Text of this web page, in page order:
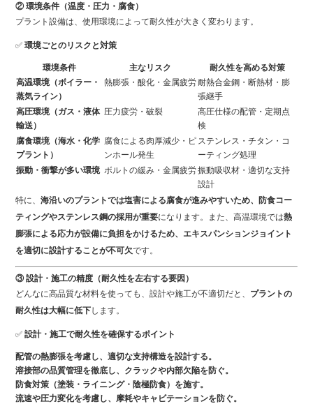
② 環境条件（温度・圧力・腐食）
プラント設備は、使用環境によって耐久性が大きく変わります。
✅環境ごとのリスクと対策
環境条件 主なリスク
耐久性を高める対策
高温環境（ボイラー・
蒸気ライン）
熱膨張・酸化・金属疲労耐熱合金鋼・断熱材・膨
張継手
高圧環境（ガス・液体
輸送）
圧力疲労・破裂
高圧仕様の配管・定期点
検
腐食環境（海水・化学
プラント）
腐食による肉厚減少・ピ
ンホール発生
ステンレス・チタン・コ
ーティング処理
振動・衝撃が多い環境 ボルトの緩み・金属疲労振動吸収材・適切な支持
設計
特に、海沿いのプラントでは塩害による腐食が進みやすいため、防食コー
ティングやステンレス鋼の採用が重要になります。また、高温環境では熱
膨張による応力が設備に負担をかけるため、エキスパンションジョイント
を適切に設計することが不可欠です。
③ 設計・施工の精度（耐久性を左右する要因）
どんなに高品質な材料を使っても、設計や施工が不適切だと、 プラントの
耐久性は大幅に低下します。
✅設計・施工で耐久性を確保するポイント
配管の熱膨張を考慮し、適切な支持構造を設計する。
溶接部の品質管理を徹底し、クラックや内部欠陥を防ぐ。
防食対策（塗装・ライニング・陰極防食）を施す。
流速や圧力変化を考慮し、摩耗やキャビテーションを防ぐ。